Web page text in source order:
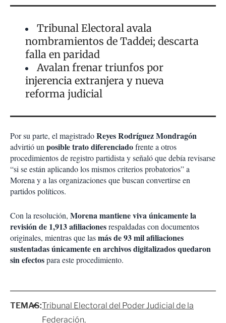
Tribunal Electoral avala
nombramientos de Taddei; descarta
falla en paridad
Avalan frenar triunfos por
injerencia extranjera y nueva
reforma judicial
Por su parte, el magistradoReyes Rodríguez Mondragón
advirtió unposible trato diferenciadofrente a otros
procedimientos de registro partidista y señaló que debía revisarse
“si se están aplicando los mismos criterios probatorios” a
Morena y a las organizaciones que buscan convertirse en
partidos políticos.
Con la resolución, Morena mantiene viva únicamente la
revisión de 1,913 afiliacionesrespaldadas con documentos
originales, mientras que lasmás de 93 mil afiliaciones
sustentadas únicamente en archivos digitalizados quedaron
sin efectospara este procedimiento.
TEMAS:Tribunal Electoral del Poder Judicial de la
Federación